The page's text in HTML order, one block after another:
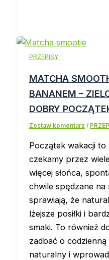
PRZEPISY
MATCHA
BANANEM –
DOBRY
Zostaw komentarz /
Początek wakacji
czekamy przez
więcej słońca,
chwile spędzane
sprawiają, że
lżejsze posiłki i
smaki. To również
zadbać o
naturalny i